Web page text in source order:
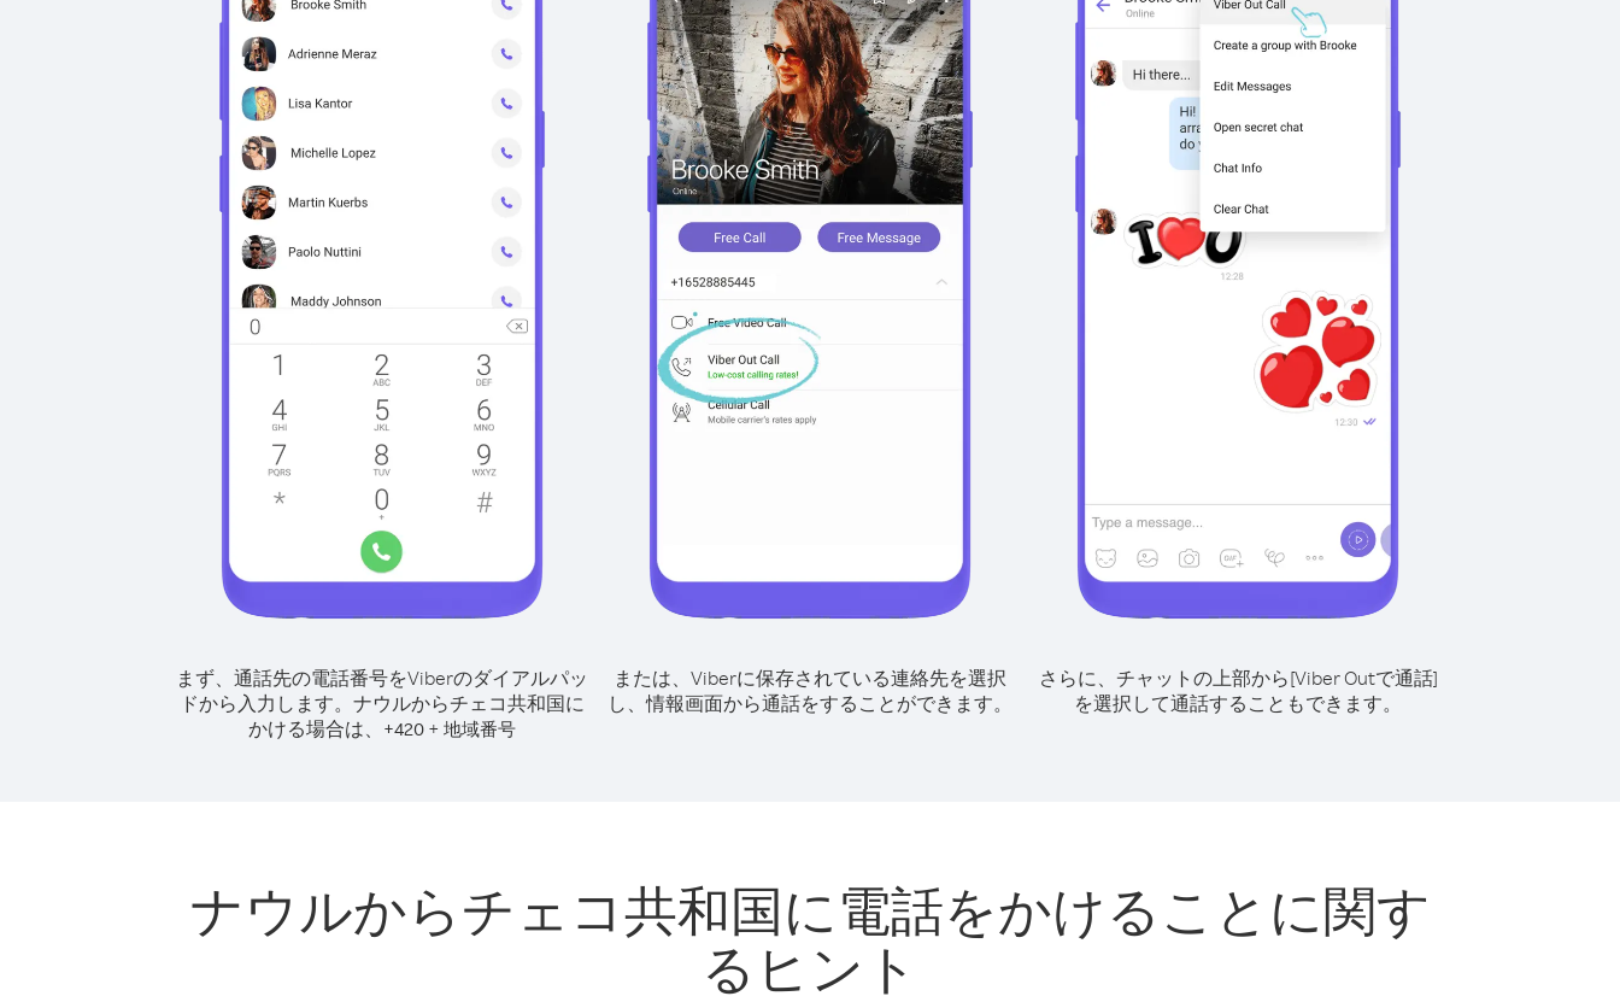
まず、通話先の電話番号をViberのダイアルパッ
ドから入力します。 ナウルからチェコ共和国に
かける場合は、 +420 + 地域番号
または、Viberに保存されている連絡先を選択
し、情報画面から通話をすることができます。
さらに、チャットの上部から[Viber Outで通話]
を選択して通話することもできます。
ナウルからチェコ共和国に電話をかけることに関す
るヒント